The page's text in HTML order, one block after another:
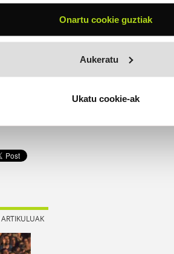
Onartu cookie guztiak
Aukeratu
Ukatu cookie-ak
falta da. Zer espero duzu?
DVDa espero duen jendea.
jende horri dezepzionatzeak, baina
gauza trukean, espero ez